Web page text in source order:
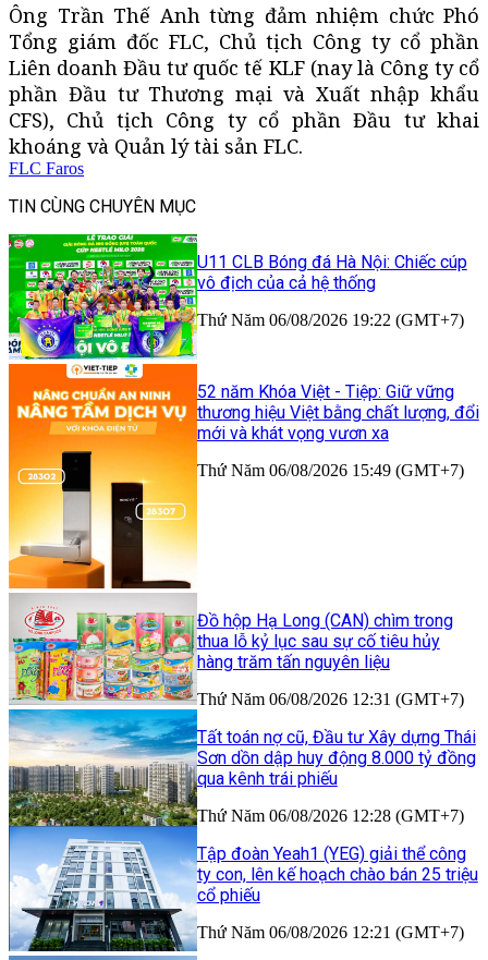
Ông Trần Thế Anh từng đảm nhiệm chức Phó
Tổng giám đốc FLC, Chủ tịch Công ty cổ phần
Liên doanh Đầu tư quốc tế KLF (nay là Công ty cổ
phần Đầu tư Thương mại và Xuất nhập khẩu
CFS), Chủ tịch Công ty cổ phần Đầu tư khai
khoáng và Quản lý tài sản FLC.
FLC Faros
TIN CÙNG CHUYÊN MỤC
U11 CLB Bóng đá Hà Nội: Chiếc cúp
vô địch của cả hệ thống
Thứ Năm 06/08/2026 19:22 (GMT+7)
52 năm Khóa Việt - Tiệp: Giữ vững
thương hiệu Việt bằng chất lượng, đổi
mới và khát vọng vươn xa
Thứ Năm 06/08/2026 15:49 (GMT+7)
Đồ hộp Hạ Long (CAN) chìm trong
thua lỗ kỷ lục sau sự cố tiêu hủy
hàng trăm tấn nguyên liệu
Thứ Năm 06/08/2026 12:31 (GMT+7)
Tất toán nợ cũ, Đầu tư Xây dựng Thái
Sơn dồn dập huy động 8.000 tỷ đồng
qua kênh trái phiếu
Thứ Năm 06/08/2026 12:28 (GMT+7)
Tập đoàn Yeah1 (YEG) giải thể công
ty con, lên kế hoạch chào bán 25 triệu
cổ phiếu
Thứ Năm 06/08/2026 12:21 (GMT+7)